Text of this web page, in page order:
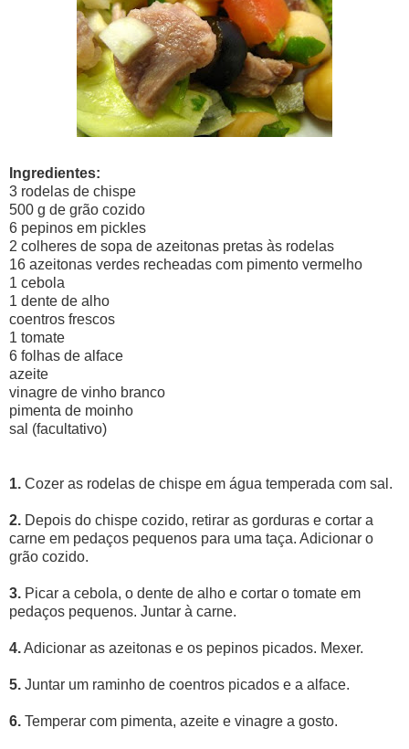
Ingredientes:
3 rodelas de chispe
500 g de grão cozido
6 pepinos em pickles
2 colheres de sopa de azeitonas pretas às rodelas
16 azeitonas verdes recheadas com pimento vermelho
1 cebola
1 dente de alho
coentros frescos
1 tomate
6 folhas de alface
azeite
vinagre de vinho branco
pimenta de moinho
sal (facultativo)
1. Cozer as rodelas de chispe em água temperada com sal.
2. Depois do chispe cozido, retirar as gorduras e cortar a
carne em pedaços pequenos para uma taça. Adicionar o
grão cozido.
3. Picar a cebola, o dente de alho e cortar o tomate em
pedaços pequenos. Juntar à carne.
4.Adicionar as azeitonas e os pepinos picados. Mexer.
5. Juntar um raminho de coentros picados e a alface.
6. Temperar com pimenta, azeite e vinagre a gosto.